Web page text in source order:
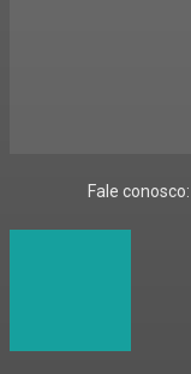
Fale conosco: